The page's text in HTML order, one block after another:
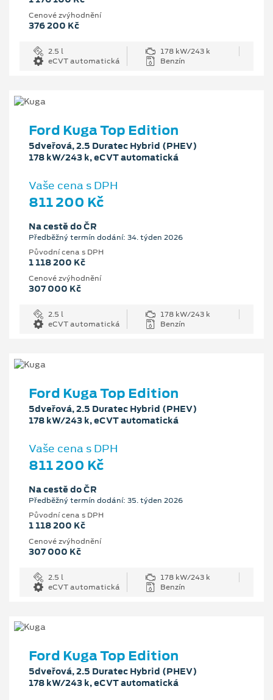
Cenové zvýhodnění
376 200 Kč
2.5 l
178 kW/243 k
eCVT automatická
Benzín
Ford Kuga Top Edition
5dveřová, 2.5 Duratec Hybrid (PHEV)
178 kW/243 k, eCVT automatická
Vaše cena s DPH
811 200 Kč
Na cestě do ČR
Předběžný termín dodání: 34. týden 2026
Původní cena s DPH
1 118 200 Kč
Cenové zvýhodnění
307 000 Kč
2.5 l
178 kW/243 k
eCVT automatická
Benzín
Ford Kuga Top Edition
5dveřová, 2.5 Duratec Hybrid (PHEV)
178 kW/243 k, eCVT automatická
Vaše cena s DPH
811 200 Kč
Na cestě do ČR
Předběžný termín dodání: 35. týden 2026
Původní cena s DPH
1 118 200 Kč
Cenové zvýhodnění
307 000 Kč
2.5 l
178 kW/243 k
eCVT automatická
Benzín
Ford Kuga Top Edition
5dveřová, 2.5 Duratec Hybrid (PHEV)
178 kW/243 k, eCVT automatická